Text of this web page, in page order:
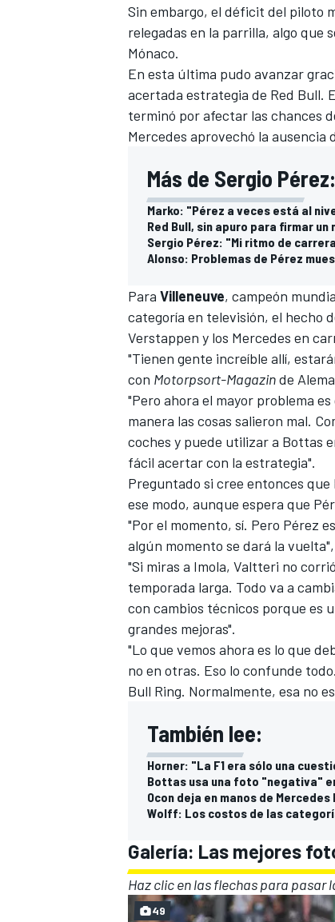
FÓRMULA E
WRC
Sin embargo, el déficit del piloto
relegadas en la parrilla, algo que
Mónaco.
En esta última pudo avanzar
acertada estrategia de Red Bull.
terminó por afectar las chances
Mercedes aprovechó la ausencia
Más de Sergio Pérez:
Marko: "Pérez a veces está al
Red Bull, sin apuro para firmar
Sergio Pérez: "Mi ritmo de
Alonso: Problemas de Pérez
Para Villeneuve, campeón
categoría en televisión, el hecho
Verstappen y los Mercedes en
"Tienen gente increíble allí,
con Motorpsort-Magazinde
"Pero ahora el mayor problema
manera las cosas salieron mal.
coches y puede utilizar a Bottas
fácil acertar con la estrategia".
Preguntado si cree entonces
ese modo, aunque espera que
"Por el momento, sí. Pero Pérez
algún momento se dará la
"Si miras a Imola, Valtteri no
temporada larga. Todo va a
con cambios técnicos porque es
grandes mejoras".
"Lo que vemos ahora es lo que
no en otras. Eso lo confunde
Bull Ring. Normalmente, esa no
También lee:
Horner: "La F1 era sólo una
Bottas usa una foto "negativa"
Ocon deja en manos de
Wolff: Los costos de las
Galería: Las mejores
Haz clic en las flechas para pasar
49